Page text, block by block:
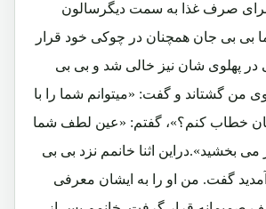
صرف غذا به سمت دیگرسالون
بی بی جان همچنان در چوکی خود قرار
پهلوی شان نیز خالی شد و بی بی
من گشتاند و گفت: «میتوانم شما را با
جان خطاب کنم؟»، گفتم: «عین لطف شما
می بخشید».دراین اثنا خانمم نزد بی بی
گفت. من او را به ایشان معرفی